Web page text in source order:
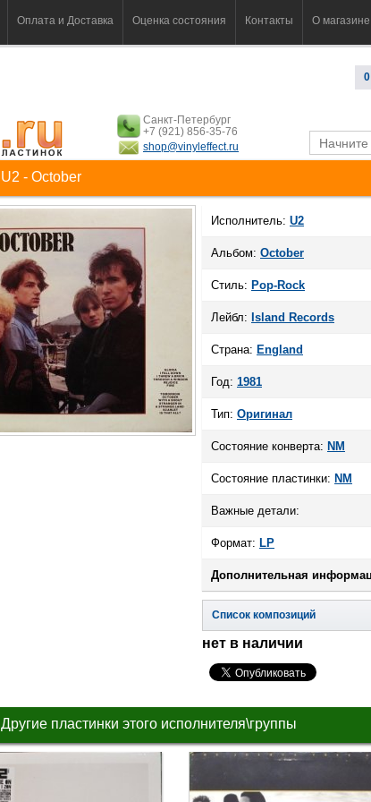
Оплата и Доставка Оценка состояния Контакты О магазине
0
Санкт-Петербург
+7 (921) 856-35-76
shop@vinyleffect.ru
U2 - October
Исполнитель: U2
Альбом: October
Стиль: Pop-Rock
Лейбл: Island Records
Страна: England
Год: 1981
Тип: Оригинал
Состояние конверта: NM
Состояние пластинки: NM
Важные детали:
Формат: LP
Дополнительная
Список композиций
нет в наличии
Другие пластинки этого исполнителя\группы